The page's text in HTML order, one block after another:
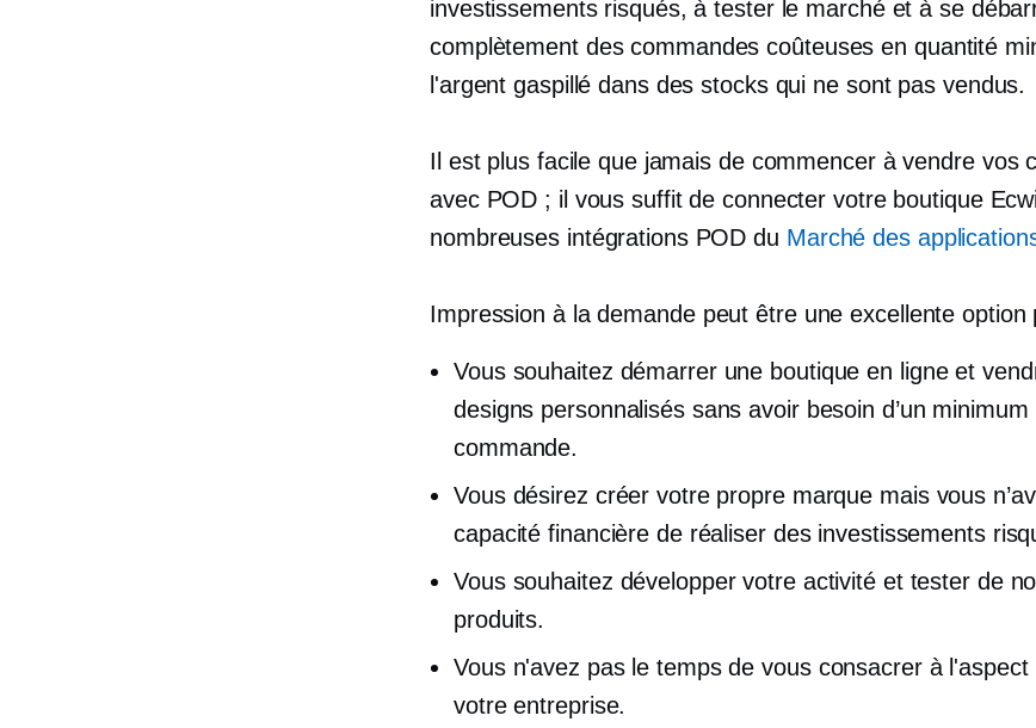
investissements risqués, à tester le marché et à se
complètement des commandes coûteuses en quantité
l'argent gaspillé dans des stocks qui ne sont pas vendus.
Il est plus facile que jamais de commencer à vendre vos
avec POD ; il vous suffit de connecter votre boutique
nombreuses intégrations POD du Marché des
Impression à la demandepeut être une excellente option
Vous souhaitez démarrer une boutique en ligne et
designs personnalisés sans avoir besoin d’un minimum
commande.
Vous désirez créer votre propre marque mais vous
capacité financière de réaliser des investissements
Vous souhaitez développer votre activité et tester de
produits.
Vous n'avez pas le temps de vous consacrer à l'aspect
votre entreprise.